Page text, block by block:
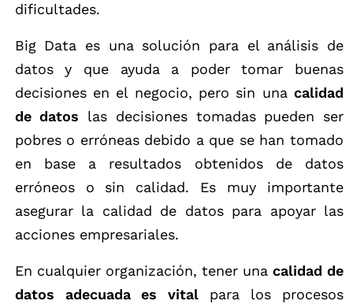
dificultades.
Big Data es una solución para el análisis de
datos y que ayuda a poder tomar buenas
decisiones en el negocio, pero sin una calidad
de datos las decisiones tomadas pueden ser
pobres o erróneas debido a que se han tomado
en base a resultados obtenidos de datos
erróneos o sin calidad. Es muy importante
asegurar la calidad de datos para apoyar las
acciones empresariales.
En cualquier organización, tener una calidad de
datos adecuada es vital para los procesos